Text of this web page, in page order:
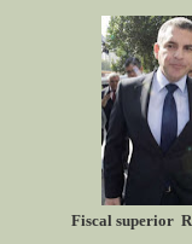
Fiscal superior